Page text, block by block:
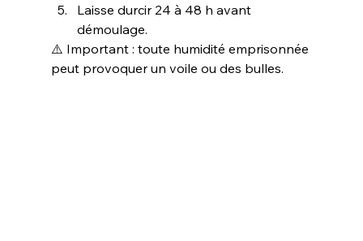
Laisse durcir 24 à 48 h avant
démoulage.
⚠️ Important : toute humidité emprisonnée
peut provoquer un voile ou des bulles.